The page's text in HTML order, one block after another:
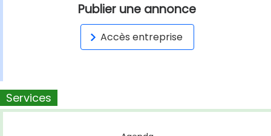
Publier une annonce
Accès entreprise
Services